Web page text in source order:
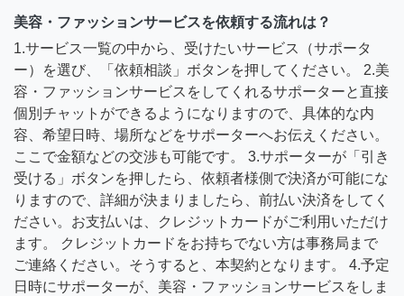
美容・ファッションサービスを依頼する流れは？
1.サービス一覧の中から、受けたいサービス（サポータ
ー）を選び、「依頼相談」ボタンを押してください。 2.美
容・ファッションサービスをしてくれるサポーターと直接
個別チャットができるようになりますので、具体的な内
容、希望日時、場所などをサポーターへお伝えください。
ここで金額などの交渉も可能です。 3.サポーターが「引き
受ける」ボタンを押したら、依頼者様側で決済が可能にな
りますので、詳細が決まりましたら、前払い決済をしてく
ださい。お支払いは、クレジットカードがご利用いただけ
ます。 クレジットカードをお持ちでない方は事務局まで
ご連絡ください。そうすると、本契約となります。 4.予定
日時にサポーターが、美容・ファッションサービスをしま